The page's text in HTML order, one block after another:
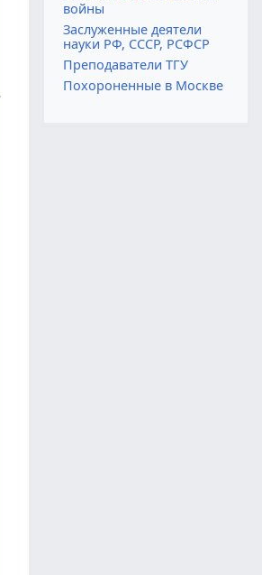
войны
Заслуженные деятели
науки РФ, СССР, РСФСР
Преподаватели ТГУ
Похороненные в Москве